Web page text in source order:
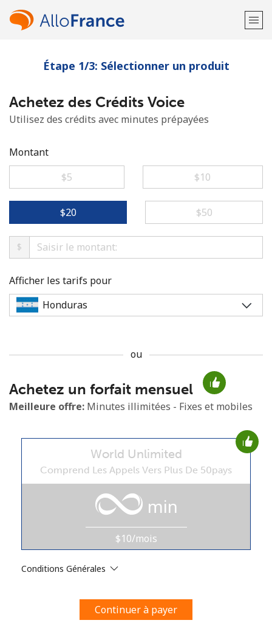
Bienvenue!
Vous avez déjà un compte?Connectez-vous →
Aucun mot de passe créé
8 caractères minimum
Une lettre majuscule et une lettre minuscule
En créant un compte sur ce site, j'accepte les présentes
Étape 1/3: Sélectionner un produit
Achetez des Crédits Voice
Utilisez des crédits avec minutes prépayées
Montant
⁦$5⁩
⁦$10⁩
⁦$20⁩ ⁦$50⁩
$
Afficher les tarifs pour
ou
Achetez un forfait mensuel
Meilleure offre: Minutes illimitées - Fixes et mobiles
World Unlimited
Comprend Les Appels Vers Plus De 50pays
min
$10/mois
Conditions Générales
Continuer à payer